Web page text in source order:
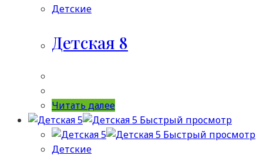
Детские
Детская 8
Читать далее
Быстрый просмотр
Быстрый просмотр
Детские